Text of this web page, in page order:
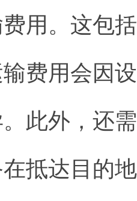
用。这包
费用会因
此外，还
抵达目的